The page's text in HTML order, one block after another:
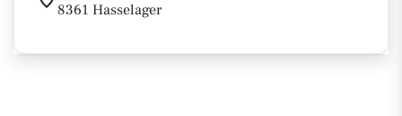
8361 Hasselager